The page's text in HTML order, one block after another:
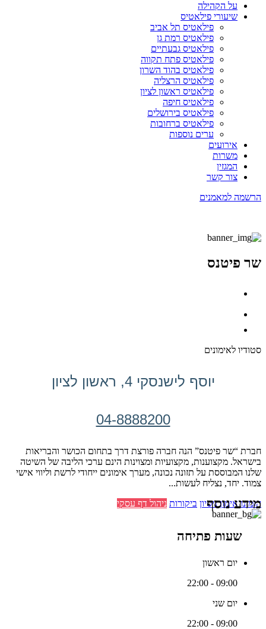
על הקהילה
שיעורי פילאטיס
פילאטיס תל אביב
פילאטיס רמת גן
פילאטיס גבעתיים
פילאטיס פתח תקווה
פילאטיס בהוד השרון
פילאטיס הרצליה
פילאטיס ראשון לציון
פילאטיס חיפה
פילאטיס בירושלים
פילאטיס ברחובות
ערים נוספות
אירועים
משרות
המגזין
צור קשר
הרשמה למאמנים
שר פיטנס
סטודיו לאימונים
יוסף לישנסקי 4, ראשון לציון
04-8888200
חברת “שר פיטנס” הנה חברה פורצת דרך בתחום הכושר והבריאות
בישראל. מקצוענות, מקצועיות ומצוינות הינם ערכי הליבה של השיטה
שלנו המבוססת על תזונה נכונה, מערך אימונים ייחודי לרשת וליווי אישי
צמוד. יחד, נצליח לעשות...
הזמינו אימון ניסיון ביקורות ניהול דף עסקי מידע נוסף
שעות פתיחה
יום ראשון
09:00 - 22:00
יום שני
09:00 - 22:00